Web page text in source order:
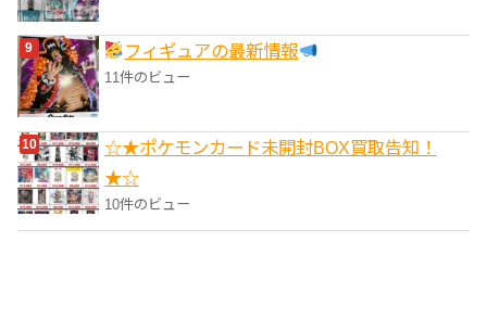
フィギュアの最新情報
11件のビュー
☆★ポケモンカード未開封BOX買取告知！
★☆
10件のビュー